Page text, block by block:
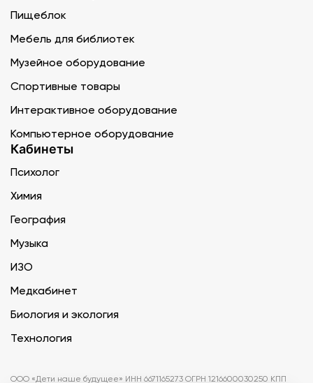
Пищеблок
Мебель для библиотек
Музейное оборудование
Спортивные товары
Интерактивное оборудование
Компьютерное оборудование
Кабинеты
Психолог
Химия
География
Музыка
ИЗО
Медкабинет
Биология и экология
Технология
ООО «Дети наше будущее» ИНН 6671165273 ОГРН 1216600030250 КПП